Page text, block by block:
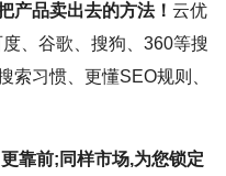
产品卖出去的方法！ 云优
、谷歌、搜狗、360等搜
索习惯、更懂SEO规则、
靠前;同样市场,为您锁定